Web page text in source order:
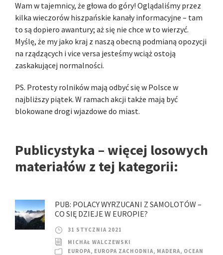
Wam w tajemnicy, że głowa do góry! Oglądaliśmy przez
kilka wieczorów hiszpańskie kanały informacyjne – tam
to są dopiero awantury; aż się nie chce w to wierzyć.
Myślę, że my jako kraj z naszą obecną podmianą opozycji
na rządzących i vice versa jesteśmy wciąż ostoją
zaskakującej normalności.
PS. Protesty rolników mają odbyć się w Polsce w
najbliższy piątek. W ramach akcji także mają być
blokowane drogi wjazdowe do miast.
Publicystyka – więcej losowych
materiałów z tej kategorii:
PUB: POLACY WYRZUCANI Z SAMOLOTÓW –
CO SIĘ DZIEJE W EUROPIE?
31 STYCZNIA 2021
MICHAŁ WALCZEWSKI
EUROPA, EUROPA ZACHODNIA, MADERA, OCEAN